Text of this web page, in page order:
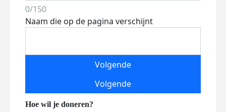
0/150
Naam die op de pagina verschijnt
Volgende
Volgende